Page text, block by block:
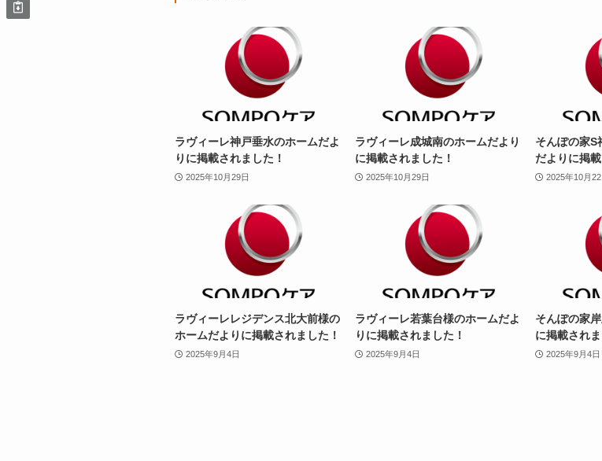
ラヴィーレ神戸垂水のホームだよ
りに掲載されました！
2025年10月29日
ラヴィーレ成城南のホームだより
に掲載されました！
2025年10月29日
そんぽの家S
だよりに掲
2025年10月22
ラヴィーレレジデンス北大前様の
ホームだよりに掲載されました！
2025年9月4日
ラヴィーレ若葉台様のホームだよ
りに掲載されました！
2025年9月4日
そんぽの家
に掲載されま
2025年9月4日